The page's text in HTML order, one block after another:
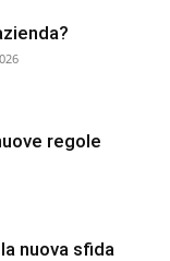
regole
nuova sfida